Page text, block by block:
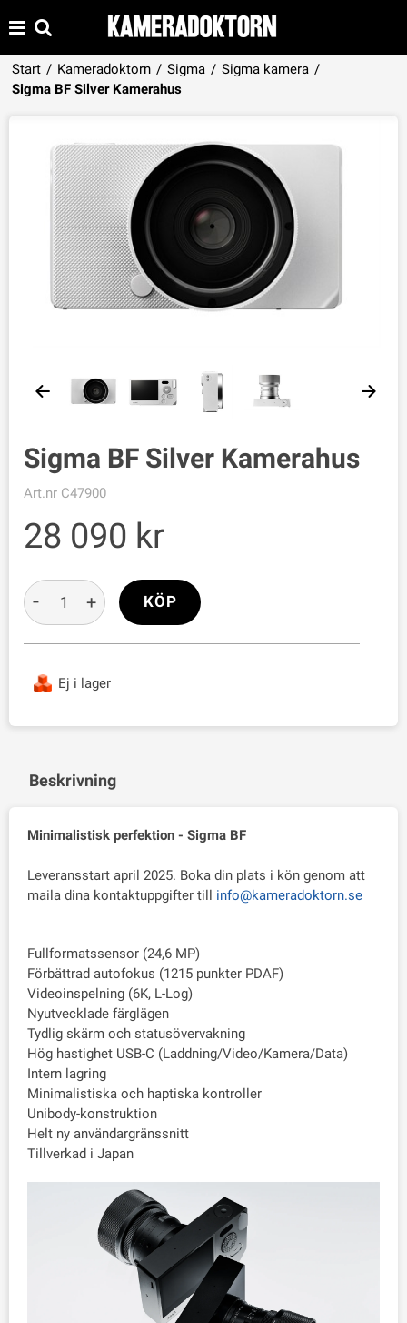
Start / Kameradoktorn / Sigma / Sigma kamera /
Sigma BF Silver KamerahusProdukten har lagts i din varukorg
Sigma BF Silver Kamerahus
Art.nr C47900
28 090
Ej i lager
- + KÖP
Beskrivning
Minimalistisk perfektion - Sigma BF
Leveransstart april 2025. Boka din plats i kön genom att
maila dina kontaktuppgifter till info@kameradoktorn.se
Fullformatssensor (24,6 MP)
Förbättrad autofokus (1215 punkter PDAF)
Videoinspelning (6K, L-Log)
Nyutvecklade färglägen
Tydlig skärm och statusövervakning
Hög hastighet USB-C (Laddning/Video/Kamera/Data)
Intern lagring
Minimalistiska och haptiska kontroller
Unibody-konstruktion
Helt ny användargränssnitt
Tillverkad i Japan